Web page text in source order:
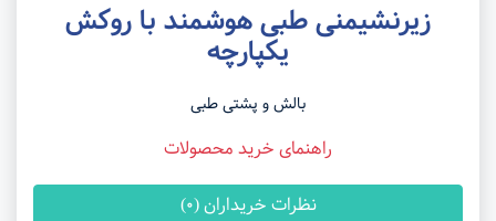
زیرنشیمنی طبی هوشمند با روکش
یکپارچه
بالش و پشتی طبی
راهنمای خرید محصولات
نظرات خریداران (0)